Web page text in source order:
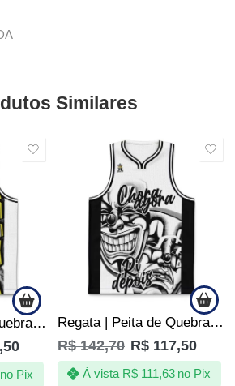
Similares
Regata | Peita de Quebrada Grafite Jotaz Masculino
no Pix
Regata | Peita de Quebrada Grafite Jotaz Masculino
R$142,70 R$ 117,50
À vista R$111,63 no Pix